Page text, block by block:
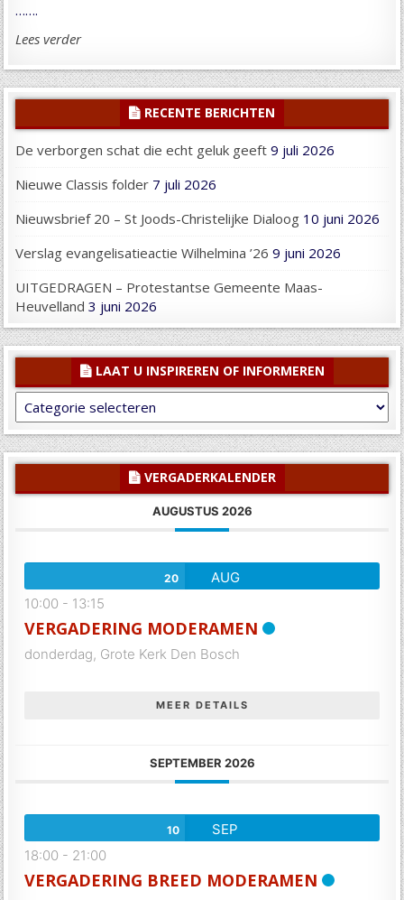
…….
Lees verder
RECENTE BERICHTEN
De verborgen schat die echt geluk geeft 9 juli 2026
Nieuwe Classis folder 7 juli 2026
Nieuwsbrief 20 – St Joods-Christelijke Dialoog 10 juni 2026
Verslag evangelisatieactie Wilhelmina ’26 9 juni 2026
UITGEDRAGEN – Protestantse Gemeente Maas-
Heuvelland 3 juni 2026
LAAT U INSPIREREN OF INFORMEREN
Laat
U
inspireren
of
VERGADERKALENDER
AUGUSTUS 2026
20
AUG
10:00 - 13:15
VERGADERING MODERAMEN
donderdag, Grote Kerk Den Bosch
MEER DETAILS
SEPTEMBER 2026
10
SEP
18:00 - 21:00
VERGADERING BREED MODERAMEN